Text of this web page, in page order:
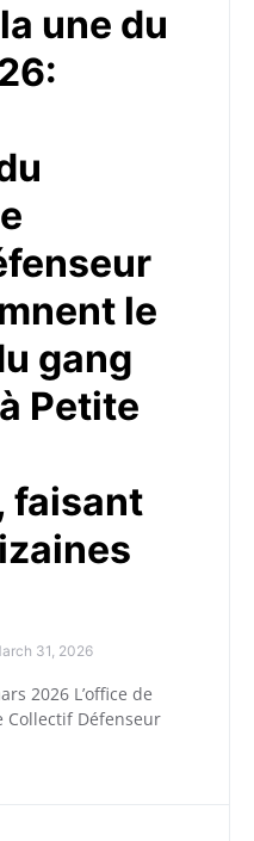
une du
le
gang
Petite
faisant
31, 2026
2026 L’office de
Collectif Défenseur